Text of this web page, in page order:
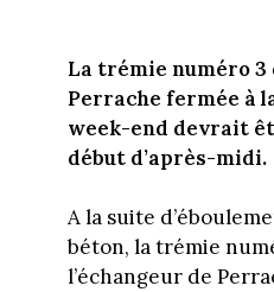
La trémie numéro 3
Perrache fermée à
week-end devrait
début d’après-midi.
A la suite
béton, la trémie
l’échangeur de